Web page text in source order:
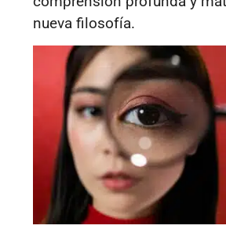
nueva filosofía.